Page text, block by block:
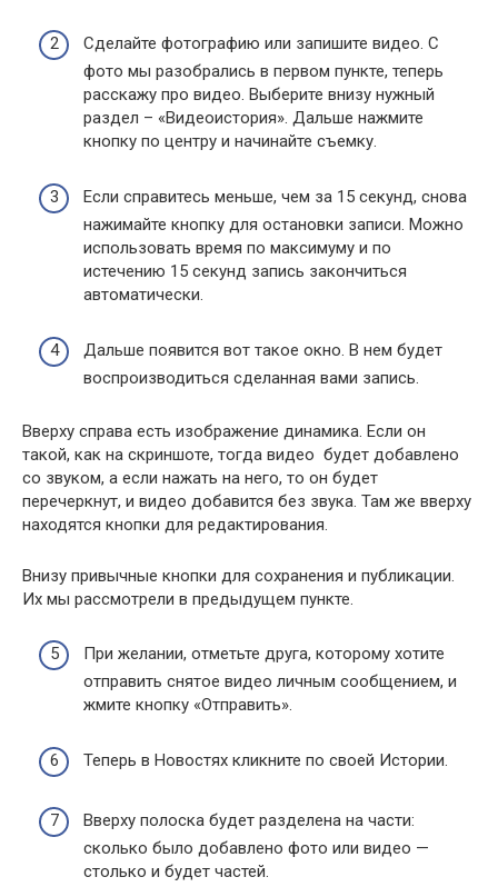
Сделайте фотографию или запишите видео. С
фото мы разобрались в первом пункте, теперь
расскажу про видео. Выберите внизу нужный
раздел – «Видеоистория». Дальше нажмите
кнопку по центру и начинайте съемку.
Если справитесь меньше, чем за 15 секунд, снова
нажимайте кнопку для остановки записи. Можно
использовать время по максимуму и по
истечению 15 секунд запись закончиться
автоматически.
Дальше появится вот такое окно. В нем будет
воспроизводиться сделанная вами запись.
Вверху справа есть изображение динамика. Если он
такой, как на скриншоте, тогда видео будет добавлено
со звуком, а если нажать на него, то он будет
перечеркнут, и видео добавится без звука. Там же вверху
находятся кнопки для редактирования.
Внизу привычные кнопки для сохранения и публикации.
Их мы рассмотрели в предыдущем пункте.
При желании, отметьте друга, которому хотите
отправить снятое видео личным сообщением, и
жмите кнопку «Отправить».
Теперь в Новостях кликните по своей Истории.
Вверху полоска будет разделена на части:
сколько было добавлено фото или видео —
столько и будет частей.